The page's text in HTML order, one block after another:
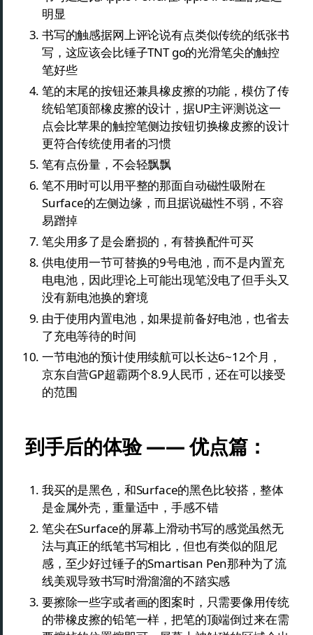
明显
书写的触感据网上评论说有点类似传统的纸张书
写，这应该会比锤子TNT go的光滑笔尖的触控
笔好些
笔的末尾的按钮还兼具橡皮擦的功能，模仿了传
统铅笔顶部橡皮擦的设计，据UP主评测说这一
点会比苹果的触控笔侧边按钮切换橡皮擦的设计
更符合传统使用者的习惯
笔有点份量，不会轻飘飘
笔不用时可以用平整的那面自动磁性吸附在
Surface的左侧边缘，而且据说磁性不弱，不容
易蹭掉
笔尖用多了是会磨损的，有替换配件可买
供电使用一节可替换的9号电池，而不是内置充
电电池，因此理论上可能出现笔没电了但手头又
没有新电池换的窘境
由于使用内置电池，如果提前备好电池，也省去
了充电等待的时间
一节电池的预计使用续航可以长达6~12个月，
京东自营GP超霸两个8.9人民币，还在可以接受
的范围
到手后的体验 —— 优点篇：
我买的是黑色，和Surface的黑色比较搭，整体
是金属外壳，重量适中，手感不错
笔尖在Surface的屏幕上滑动书写的感觉虽然无
法与真正的纸笔书写相比，但也有类似的阻尼
感，至少好过锤子的Smartisan Pen那种为了流
线美观导致书写时滑溜溜的不踏实感
要擦除一些字或者画的图案时，只需要像用传统
的带橡皮擦的铅笔一样，把笔的顶端倒过来在需